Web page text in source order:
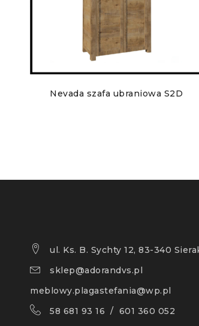
Nevada szafa ubraniowa S2D
ul. Ks. B. Sychty 12, 83-340
sklep@adorandvs.pl
meblowy.plagastefania@wp.pl
58 681 93 16 / 601 360 052